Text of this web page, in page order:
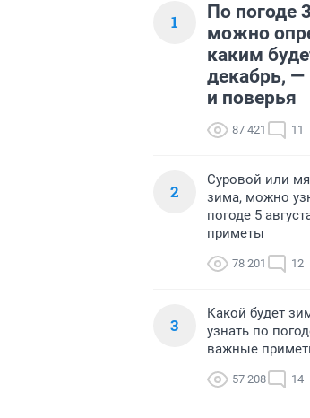
1
По погоде
можно
каким
декабрь,
и поверья
87 421 11
2
Суровой или
зима, можно
погоде 5
приметы
78 201 12
3
Какой будет
узнать по
важные
57 208 14